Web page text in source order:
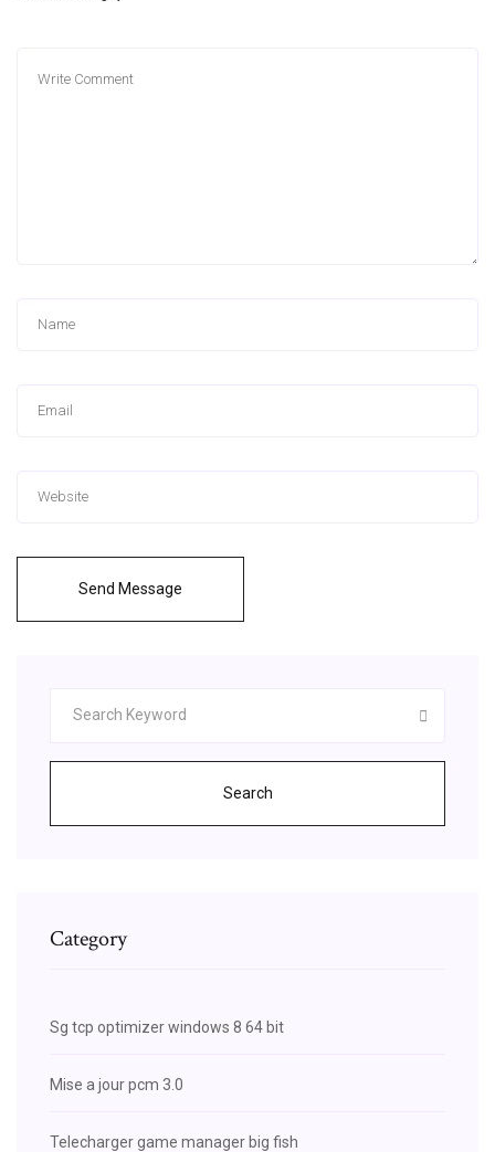
Send Message
Search
Category
Sg tcp optimizer windows 8 64 bit
Mise a jour pcm 3.0
Telecharger game manager big fish